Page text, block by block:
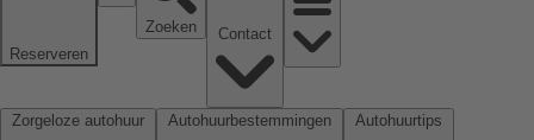
Reserveren
Zoeken